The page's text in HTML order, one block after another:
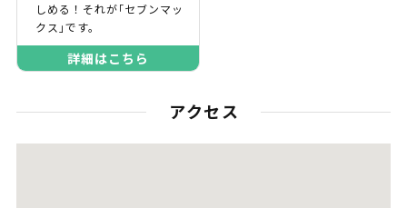
しめる！それが｢セブンマッ
クス｣です。
詳細はこちら
アクセス